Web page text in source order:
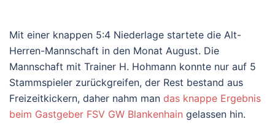
Mit einer knappen 5:4 Niederlage startete die Alt-
Herren-Mannschaft in den Monat August. Die
Mannschaft mit Trainer H. Hohmann konnte nur auf 5
Stammspieler zurückgreifen, der Rest bestand aus
Freizeitkickern, daher nahm man das knappe Ergebnis
beim Gastgeber FSV GW Blankenhain gelassen hin.